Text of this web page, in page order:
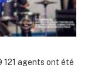
agents ont été